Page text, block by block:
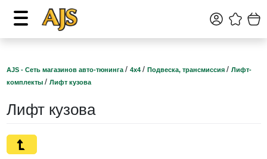
AJS - Сеть магазинов авто-тюнинга / 4х4 / Подвеска, трансмиссия / Лифт-
комплекты / Лифт кузова
Лифт кузова